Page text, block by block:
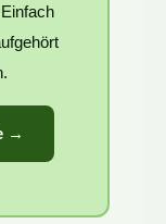
→